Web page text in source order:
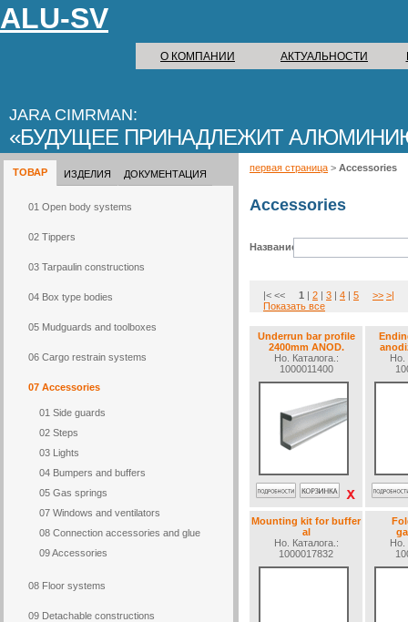
ALU-SV
О КОМПАНИИ АКТУАЛЬНОСТИ
JARA CIMRMAN:
БУДУЩЕЕ ПРИНАДЛЕЖИТ
ТОВАР
01 Open body systems
02 Tippers
03 Tarpaulin constructions
04 Box type bodies
05 Mudguards and toolboxes
06 Cargo restrain systems
07 Accessories
01 Side guards
02 Steps
03 Lights
04 Bumpers and buffers
05 Gas springs
07 Windows and ventilators
08 Connection accessories and glue
09 Accessories
08 Floor systems
09 Detachable constructions
ИЗДЕЛИЯ ДОКУМЕНТАЦИЯ
первая страница > Accessories
Accessories
Название:
|< << 1 | 2 | 3 | 4 | 5 >> >|
Показать все
Underrun bar profile
2400mm ANOD.
Но. Каталогa.:
1000011400
Но.
Mounting kit for buffer
al
Но. Каталогa.:
1000017832
Но.